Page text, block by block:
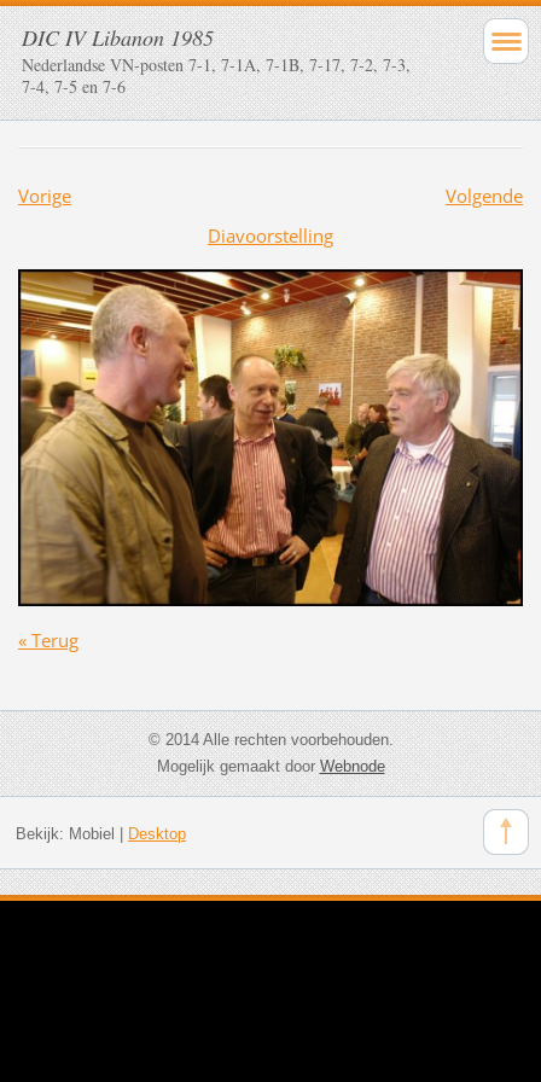
DIC IV Libanon 1985
Nederlandse VN-posten 7-1, 7-1A, 7-1B, 7-17, 7-2, 7-3,
7-4, 7-5 en 7-6
Vorige
Volgende
Diavoorstelling
« Terug
© 2014 Alle rechten voorbehouden.
Mogelijk gemaakt doorWebnode
Bekijk: Mobiel | Desktop